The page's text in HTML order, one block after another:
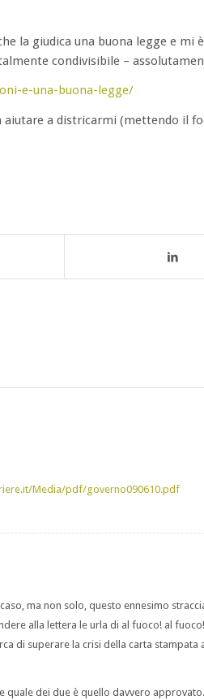
la giudica una buona legge e mi
condivisibile –
e-una-buona-legge/
aiutare a districarmi (mettendo il
Media/pdf/governo090610.pdf
ma non solo, questo ennesimo
alla lettera le urla di al fuoco! al
di superare la crisi della carta stampata
quale dei due è quello davvero